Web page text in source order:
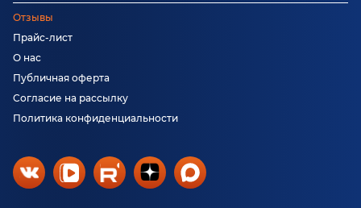
Отзывы
Прайс-лист
О нас
Публичная оферта
Согласие на рассылку
Политика конфиденциальности